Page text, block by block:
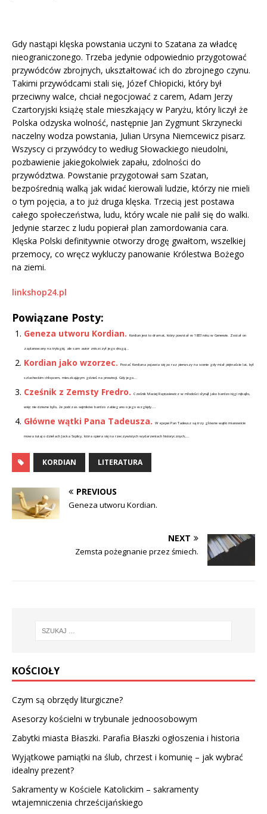
Gdy nastąpi klęska powstania uczyni to Szatana za władcę
nieograniczonego. Trzeba jedynie odpowiednio przygotować
przywódców zbrojnych, ukształtować ich do zbrojnego czynu.
Takimi przywódcami stali się, Józef Chłopicki, który był
przeciwny walce, chciał negocjować z carem, Adam Jerzy
Czartoryjski książę stale mieszkający w Paryżu, który liczył że
Polska odzyska wolność, następnie Jan Zygmunt Skrzynecki
naczelny wodza powstania, Julian Ursyna Niemcewicz pisarz.
Wszyscy ci przywódcy to według Słowackiego nieudolni,
pozbawienie jakiegokolwiek zapału, zdolności do
przywództwa. Powstanie przygotował sam Szatan,
bezpośrednią walką jak widać kierowali ludzie, którzy nie mieli
o tym pojęcia, a to już druga klęska. Trzecią jest postawa
całego społeczeństwa, ludu, który wcale nie palił się do walki.
Jedynie starzec z ludu popierał plan zamordowania cara.
Klęska Polski definitywnie otworzy drogę gwałtom, wszelkiej
przemocy, co wręcz wykluczy panowanie Królestwa Bożego
na ziemi.
linkshop24.pl
Powiązane Posty:
Geneza utworu Kordian. Kordian jest to dramat, który powstał w 1833 roku w Genewie. Został on
zaplanowany na trylogię, ale sam autor zniszczył jego drugą...
Kordian jako wzorzec. Postać Kordiana pojawia się po raz pierwszy na scenie gdy miał piętnaście lat, był
szlacheckim chłopcem, mieszkającym gdzieś na prowincji. Gdy jego...
Cześnik z Zemsty Fredro. Cześnik Maciej Raptusiewicz w młodości słynął jako bardzo tęgi rębajło,
więc nie dziwne było, że podczas sejmików bardzo zabiegano o jego względy....
Główne wątki Pana Tadeusza. W epopei Pan Tadeusz są trzy główne wątki mianowicie
mowa tutaj o dziełach Jacka Soplicy, która opiera się na rzeczywistych wydarzeniach historycznych,...
KORDIAN LITERATURA
PREVIOUS
Geneza utworu Kordian.
NEXT
Zemsta pożegnanie przez śmiech.
KOŚCIOŁY
Czym są obrzędy liturgiczne?
Asesorzy kościelni w trybunale jednoosobowym
Zabytki miasta Błaszki. Parafia Błaszki ogłoszenia i historia
Wyjątkowe pamiątki na ślub, chrzest i komunię – jak wybrać
idealny prezent?
Sakramenty w Kościele Katolickim – sakramenty
wtajemniczenia chrześcijańskiego